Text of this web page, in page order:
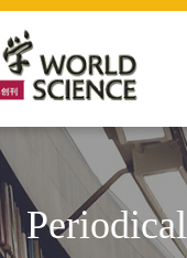
Periodical